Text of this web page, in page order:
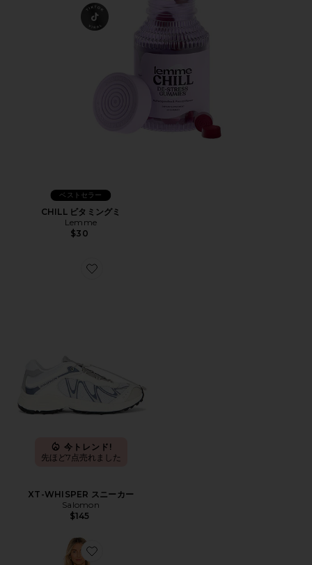
ベストセラー
CHILL ビタミングミ
Lemme
$30
Favorite XT-WHISPER スニーカー
今トレンド!
先ほど7点売れました
XT-WHISPER スニーカー
Salomon
$145
Favorite COSITA BUENA ドレス